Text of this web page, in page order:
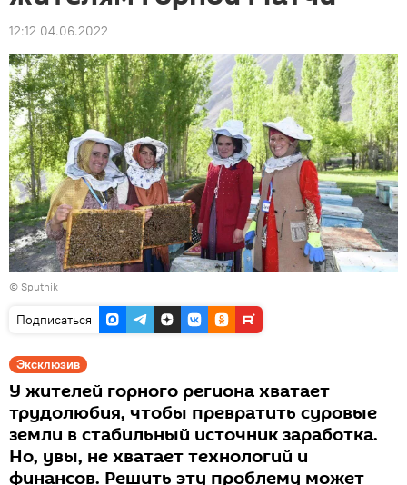
12:12 04.06.2022
© Sputnik
Подписаться
Эксклюзив
У жителей горного региона хватает
трудолюбия, чтобы превратить суровые
земли в стабильный источник заработка.
Но, увы, не хватает технологий и
финансов. Решить эту проблему может